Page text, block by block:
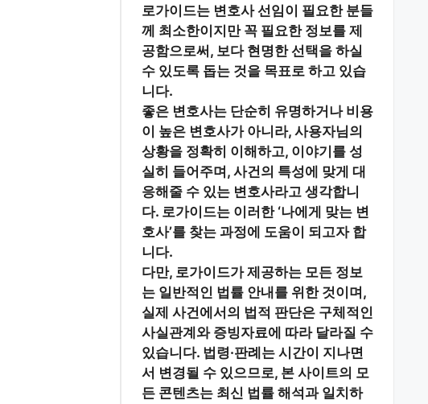
로가이드는 변호사 선임이 필요한 분들
께 최소한이지만 꼭 필요한 정보를 제
공함으로써, 보다 현명한 선택을 하실
수 있도록 돕는 것을 목표로 하고 있습
니다.
좋은 변호사는 단순히 유명하거나 비용
이 높은 변호사가 아니라, 사용자님의
상황을 정확히 이해하고, 이야기를 성
실히 들어주며, 사건의 특성에 맞게 대
응해줄 수 있는 변호사라고 생각합니
다. 로가이드는 이러한 ‘나에게 맞는 변
호사’를 찾는 과정에 도움이 되고자 합
니다.
다만, 로가이드가 제공하는 모든 정보
는 일반적인 법률 안내 를 위한 것이며,
실제 사건에서의 법적 판단은 구체적인
사실관계와 증빙자료에 따라 달라질 수
있습니다. 법령·판례는 시간이 지나면
서 변경될 수 있으므로, 본 사이트의 모
든 콘텐츠는 최신 법률 해석과 일치하